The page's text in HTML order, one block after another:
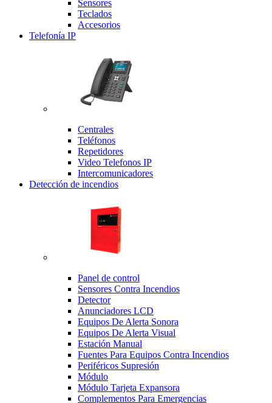
Sensores
Teclados
Accesorios
Telefonía IP
Centrales
Teléfonos
Repetidores
Video Telefonos IP
Intercomunicadores
Detección de incendios
Panel de control
Sensores Contra Incendios
Detector
Anunciadores LCD
Equipos De Alerta Sonora
Equipos De Alerta Visual
Estación Manual
Fuentes Para Equipos Contra Incendios
Periféricos Supresión
Módulo
Módulo Tarjeta Expansora
Complementos Para Emergencias